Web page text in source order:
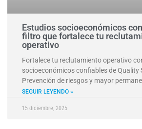
Estudios socioeconómicos
filtro que fortalece tu
operativo
Fortalece tu reclutamiento operativo
socioeconómicos confiables de Quality
Prevención de riesgos y mayor
SEGUIR LEYENDO »
15 diciembre, 2025